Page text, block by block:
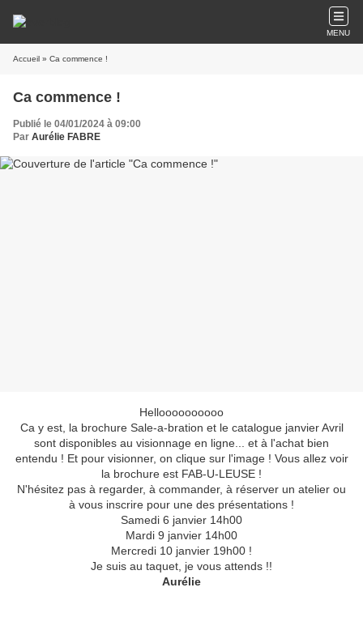
MENU
Accueil » Ca commence !
Ca commence !
Publié le 04/01/2024 à 09:00
Par Aurélie FABRE
Helloooooooooo
Ca y est, la brochure Sale-a-bration et le catalogue janvier Avril
sont disponibles au visionnage en ligne... et à l'achat bien
entendu ! Et pour visionner, on clique sur l'image ! Vous allez voir
la brochure est FAB-U-LEUSE !
N'hésitez pas à regarder, à commander, à réserver un atelier ou
à vous inscrire pour une des présentations !
Samedi 6 janvier 14h00
Mardi 9 janvier 14h00
Mercredi 10 janvier 19h00 !
Je suis au taquet, je vous attends !!
Aurélie